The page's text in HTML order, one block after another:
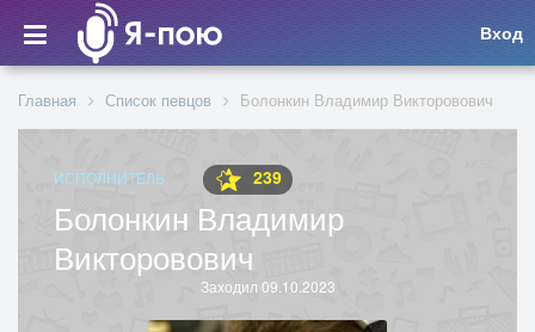
Вход
Главная Список певцов Болонкин Владимир Викторовович
ИСПОЛНИТЕЛЬ 239
Болонкин Владимир
Викторовович
Заходил 09.10.2023